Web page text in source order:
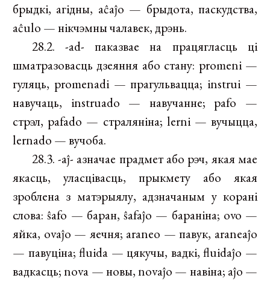
брыдкі, агідны, aĉaĵo — брыдота, паскудства,
aĉulo — нікчэмны чалавек, дрэнь.
28.2. -ad- паказвае на працягласць ці
шматразовасць дзеяння або стану: promeni —
гуляць, promenadi — прагульвацца; instrui —
навучаць, instruado — навучанне; pafo —
стрэл, pafado — страляніна; lerni — вучыцца,
lernado — вучоба.
28.3. -aĵ- азначае прадмет або рэч, якая мае
якасць, уласцівасць, прыкмету або якая
зроблена з матэрыялу, адзначаным у корані
слова: ŝafo — баран, ŝafaĵo — бараніна; ovo —
яйка, ovaĵo — яечня; araneo — павук, araneaĵo
— павуціна; fluida — цякучы, вадкі, fluidaĵo —
вадкасць; nova — новы, novaĵo — навіна; aĵo —